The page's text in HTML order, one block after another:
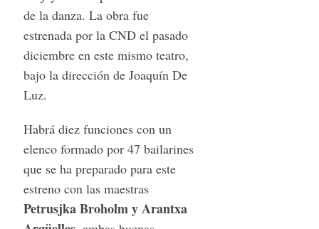
de la danza. La obra fue
estrenada por la CND el pasado
diciembre en este mismo teatro,
bajo la dirección de Joaquín De
Luz.
Habrá diez funciones con un
elenco formado por 47 bailarines
que se ha preparado para este
estreno con las maestras
Petrusjka Broholm y Arantxa